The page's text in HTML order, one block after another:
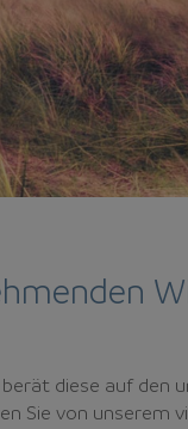
diese auf den
Sie von unserem